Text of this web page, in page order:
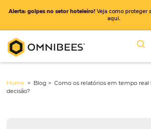
Alerta: golpes no setor hoteleiro!Veja como